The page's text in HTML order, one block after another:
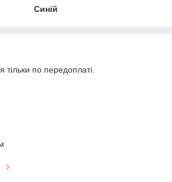
Синій
тільки по передоплаті.